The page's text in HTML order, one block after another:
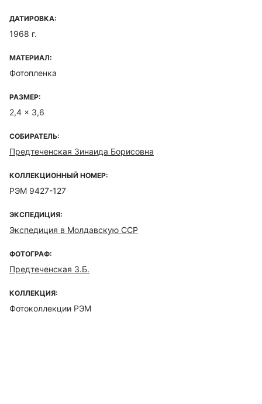
ДАТИРОВКА:
1968 г.
МАТЕРИАЛ:
Фотопленка
РАЗМЕР:
2,4 x 3,6
СОБИРАТЕЛЬ:
Предтеченская Зинаида Борисовна
КОЛЛЕКЦИОННЫЙ НОМЕР:
РЭМ 9427-127
ЭКСПЕДИЦИЯ:
Экспедиция в Молдавскую ССР
ФОТОГРАФ:
Предтеченская З.Б.
КОЛЛЕКЦИЯ:
Фотоколлекции РЭМ